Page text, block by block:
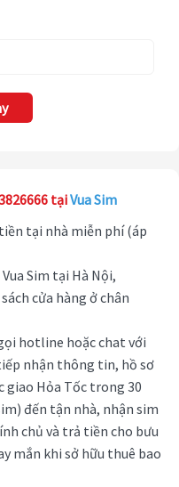
tạiVua Sim
tại nhà miễn phí (áp
Sim tại Hà Nội,
cửa hàng ở chân
hotline hoặc chat với
nhận thông tin, hồ sơ
giao Hỏa Tốc trong 30
đến tận nhà, nhận sim
chủ và trả tiền cho bưu
mắn khi sở hữu thuê bao